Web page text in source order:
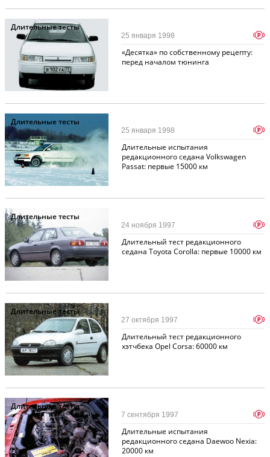
Длительные тесты
«Десятка» по собственному рецепту:
перед началом тюнинга
25 января 1998 p
Длительные тесты
Длительные испытания
редакционного седана Volkswagen
Passat: первые 15000 км
25 января 1998 p
Длительные тесты
Длительный тест редакционного
седана Toyota Corolla: первые 10000 км
24 ноября 1997 p
Длительные тесты
Длительный тест редакционного
хэтчбека Opel Corsa: 60000 км
27 октября 1997 p
Длительные тесты
Длительные испытания
редакционного седана Daewoo Nexia:
20000 км
7 сентября 1997 p